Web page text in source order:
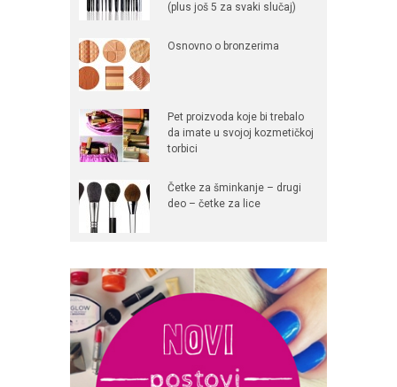
(plus još 5 za svaki slučaj)
Osnovno o bronzerima
Pet proizvoda koje bi trebalo
da imate u svojoj kozmetičkoj
torbici
Četke za šminkanje – drugi
deo – četke za lice